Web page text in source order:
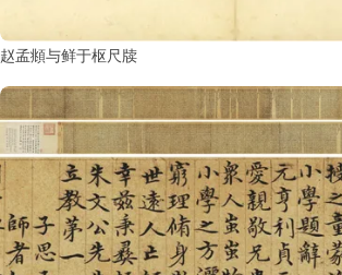
赵孟頫与鲜于枢尺牍